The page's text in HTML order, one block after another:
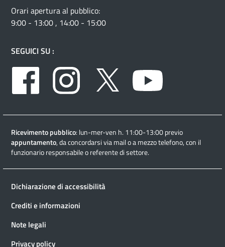
Orari apertura al pubblico:
9:00 - 13:00 , 14:00 - 15:00
SEGUICI SU :
Facebook
Instagram Twitter
Ricevimento pubblico: lun-mer-ven h. 11:00-13:00 previo
appuntamento, da concordarsi via mail o a mezzo telefono, con il
funzionario responsabile o referente di settore.
Dichiarazione di accessibilità
Crediti e informazioni
Note legali
Privacy policy